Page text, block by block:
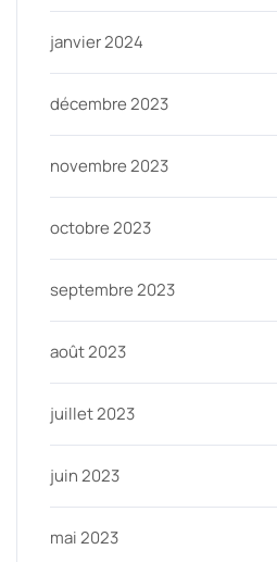
janvier 2024
décembre 2023
novembre 2023
octobre 2023
septembre 2023
août 2023
juillet 2023
juin 2023
mai 2023